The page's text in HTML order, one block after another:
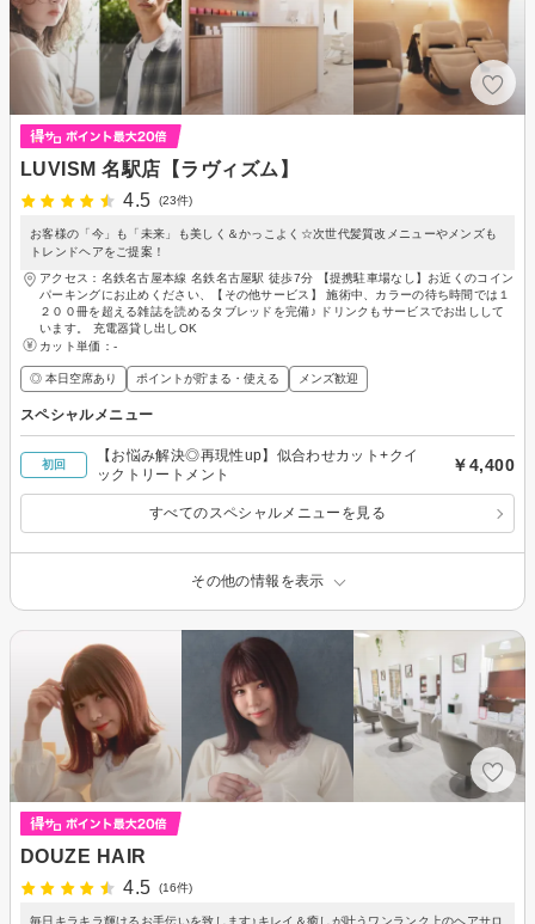
LUVISM 名駅店【ラヴィズム】
4.5
(23件)
お客様の「今」も「未来」も美しく＆かっこよく☆次世代髪質改メニューやメンズも
トレンドヘアをご提案！
アクセス：名鉄名古屋本線 名鉄名古屋駅 徒歩7分 【提携駐車場なし】お近くのコイン
パーキングにお止めください、【その他サービス】 施術中、カラーの待ち時間では１
２００冊を超える雑誌を読めるタブレッドを完備♪ ドリンクもサービスでお出しして
います。 充電器貸し出しOK
カット単価： -
◎ 本日空席あり ポイントが貯まる・使える メンズ歓迎
スペシャルメニュー
初回
【お悩み解決◎再現性up】似合わせカット+クイ
ックトリートメント
￥4,400
すべてのスペシャルメニューを見る
その他の情報を表示
DOUZE HAIR
4.5
(16件)